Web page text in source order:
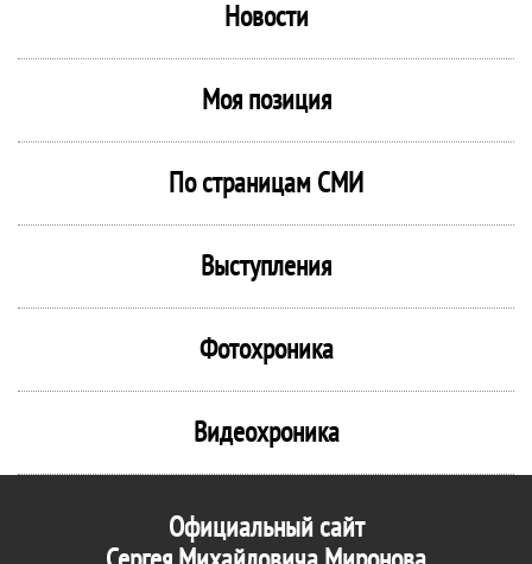
Новости
Моя позиция
По страницам СМИ
Выступления
Фотохроника
Видеохроника
Официальный сайт